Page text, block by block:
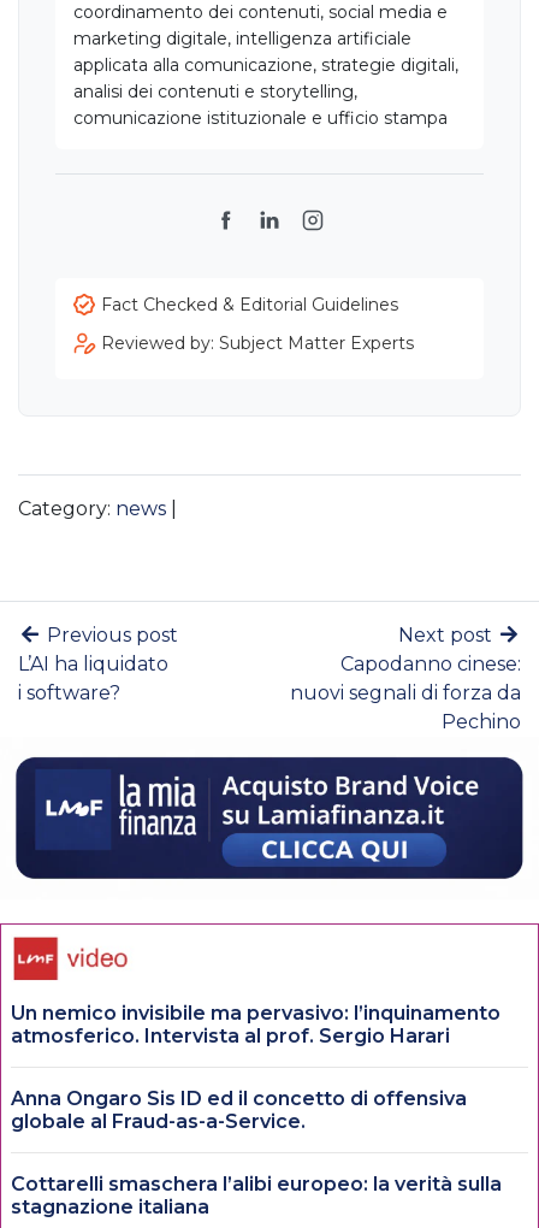
coordinamento dei contenuti, social media e
marketing digitale, intelligenza artificiale
applicata alla comunicazione, strategie digitali,
analisi dei contenuti e storytelling,
comunicazione istituzionale e ufficio stampa
Facebook
LinkedInInstagram
Fact Checked & Editorial Guidelines
Reviewed by: Subject Matter Experts
Category: news
Previous post
L’AI ha liquidato
i software?
Next post
Capodanno cinese:
nuovi segnali di forza da
Pechino
Un nemico invisibile ma pervasivo: l’inquinamento
atmosferico. Intervista al prof. Sergio Harari
Anna Ongaro Sis ID ed il concetto di offensiva
globale al Fraud-as-a-Service.
Cottarelli smaschera l’alibi europeo: la verità sulla
stagnazione italiana